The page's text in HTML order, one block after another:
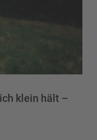
klein hält –